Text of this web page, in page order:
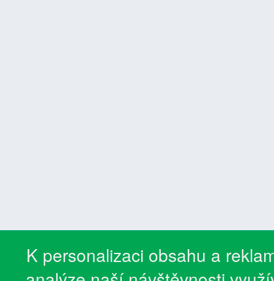
K personalizaci obsahu a